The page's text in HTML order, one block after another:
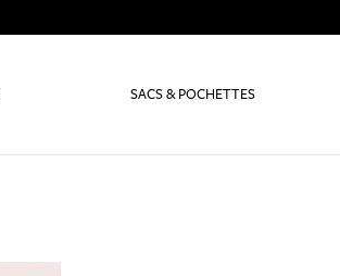
SACS & POCHETTES